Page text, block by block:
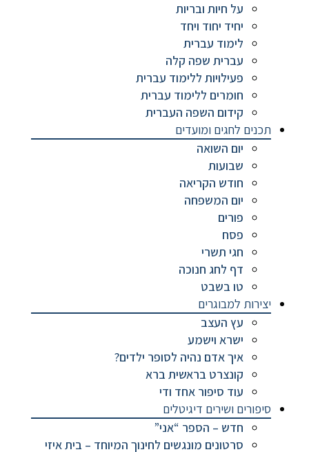
על חיות ובריות
יחיד יחוד ויחד
לימוד עברית
עברית שפה קלה
פעילויות ללימוד עברית
חומרים ללימוד עברית
קידום השפה העברית
תכנים לחגים ומועדים
יום השואה
שבועות
חודש הקריאה
יום המשפחה
פורים
פסח
חגי תשרי
דף לחג חנוכה
טו בשבט
יצירות למבוגרים
עץ העצב
ישרא וישמע
איך אדם נהיה לסופר ילדים?
קונצרט בראשית ברא
עוד סיפור אחד ודי
סיפורים ושירים דיגיטלים
חדש – הספר “אני”
סרטונים מונגשים לחינוך המיוחד – בית איזי